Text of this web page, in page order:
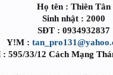
Họ tên : Thiên Tân
Sinh nhật : 2000
SĐT : 0934932837
Y!M :
595/33/12 Cách Mạng